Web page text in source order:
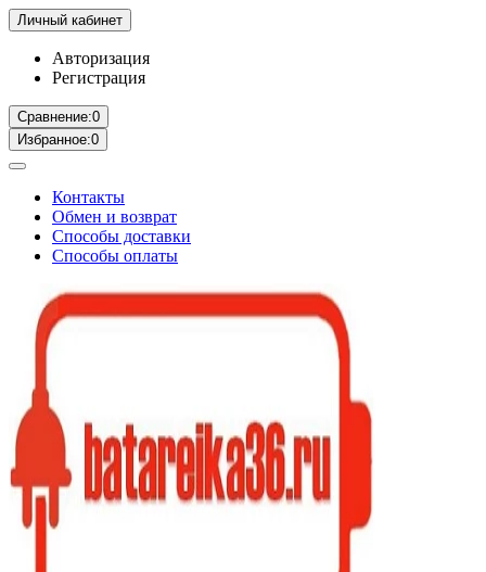
Личный кабинет
Авторизация
Регистрация
Сравнение:0
Избранное:0
Контакты
Обмен и возврат
Способы доставки
Способы оплаты